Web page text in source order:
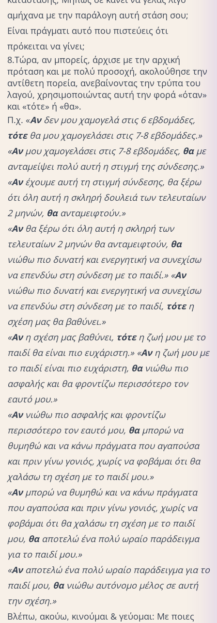
αμήχανα με την παράλογη αυτή στάση σου;
Είναι πράγματι αυτό που πιστεύεις ότι
πρόκειται να γίνει;
8.Τώρα, αν μπορείς, άρχισε με την αρχική
πρόταση και με πολύ προσοχή, ακολούθησε την
αντίθετη πορεία, ανεβαίνοντας την τρύπα του
λαγού, χρησιμοποιώντας αυτή την φορά «όταν»
και «τότε» ή «θα».
Π.χ. «Ανδεν μου χαμογελά στις 6 εβδομάδες,
τότεθα μου χαμογελάσει στις 7-8 εβδομάδες.»
«Ανμου χαμογελάσει στις 7-8 εβδομάδες, θαμε
ανταμείψει πολύ αυτή η στιγμή της σύνδεσης.»
«Ανέχουμε αυτή τη στιγμή σύνδεσης, θα ξέρω
ότι όλη αυτή η σκληρή δουλειά των τελευταίων
2 μηνών, θαανταμειφτούν.»
«Ανθα ξέρω ότι όλη αυτή η σκληρή των
τελευταίων 2 μηνών θα ανταμειφτούν, θα
νιώθω πιο δυνατή και ενεργητική να συνεχίσω
να επενδύω στη σύνδεση με το παιδί.» «Αν
νιώθω πιο δυνατή και ενεργητική να συνεχίσω
να επενδύω στη σύνδεση με το παιδί, τότεη
σχέση μας θα βαθύνει.»
«Ανη σχέση μας βαθύνει, τότεη ζωή μου με το
παιδί θα είναι πιο ευχάριστη.» «Ανη ζωή μου με
το παιδί είναι πιο ευχάριστη, θανιώθω πιο
ασφαλής και θα φροντίζω περισσότερο τον
εαυτό μου.»
«Αν νιώθω πιο ασφαλής και φροντίζω
περισσότερο τον εαυτό μου, θα μπορώ να
θυμηθώ και να κάνω πράγματα που αγαπούσα
και πριν γίνω γονιός, χωρίς να φοβάμαι ότι θα
χαλάσω τη σχέση με το παιδί μου.»
«Ανμπορώ να θυμηθώ και να κάνω πράγματα
που αγαπούσα και πριν γίνω γονιός, χωρίς να
φοβάμαι ότι θα χαλάσω τη σχέση με το παιδί
μου, θααποτελώ ένα πολύ ωραίο παράδειγμα
για το παιδί μου.»
«Αν αποτελώ ένα πολύ ωραίο παράδειγμα για το
παιδί μου, θανιώθω αυτόνομο μέλος σε αυτή
την σχέση.»
Βλέπω, ακούω, κινούμαι & γεύομαι: Με ποιες